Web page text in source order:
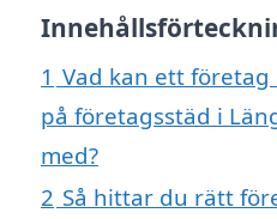
1 Vad kan ett
på företagsstäd i
med?
2 Så hittar du rätt